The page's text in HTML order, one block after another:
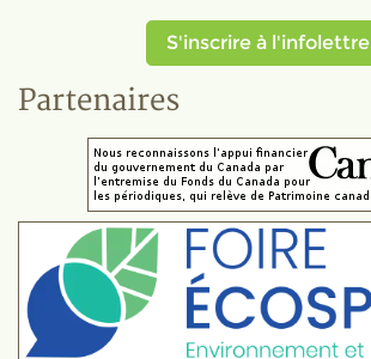
S'inscrire à l'infolettre
Partenaires